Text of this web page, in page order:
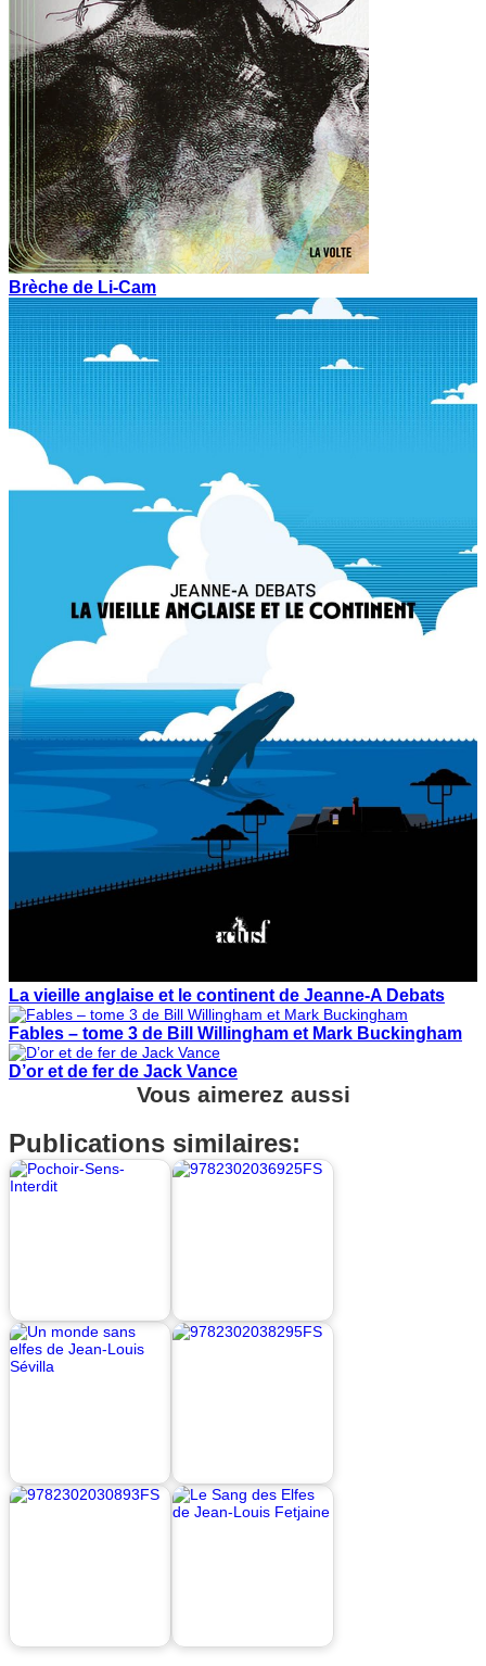
Brèche de Li-Cam
La vieille anglaise et le continent de Jeanne-A Debats
Fables – tome 3 de Bill Willingham et Mark Buckingham
D’or et de fer de Jack Vance
Vous aimerez aussi
Publications similaires: